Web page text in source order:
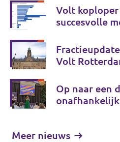
voor de
Volt
succesvolle
Volt
Op naar een
Zuid-Holland
Meer nieuws